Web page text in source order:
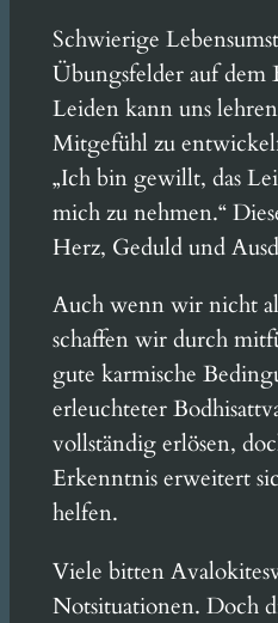
Schwierige
Übungsfelder auf dem
Leiden kann uns
Mitgefühl zu
„Ich bin gewillt, das
mich zu nehmen.“
Herz, Geduld und
Auch wenn wir nicht
schaffen wir durch
gute karmische
erleuchteter
vollständig erlösen,
Erkenntnis erweitert
helfen.
Viele bitten
Notsituationen. Doch